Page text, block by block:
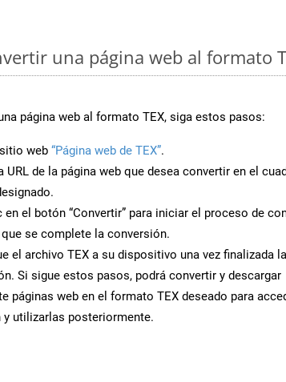
una página web al formato
página web al formato TEX, siga estos pasos:
web “Página web de TEX”.
URL de la página web que desea convertir en el
en el botón “Convertir” para iniciar el proceso de
que se complete la conversión.
el archivo TEX a su dispositivo una vez finalizada la
Si sigue estos pasos, podrá convertir y descargar
páginas web en el formato TEX deseado para
y utilizarlas posteriormente.